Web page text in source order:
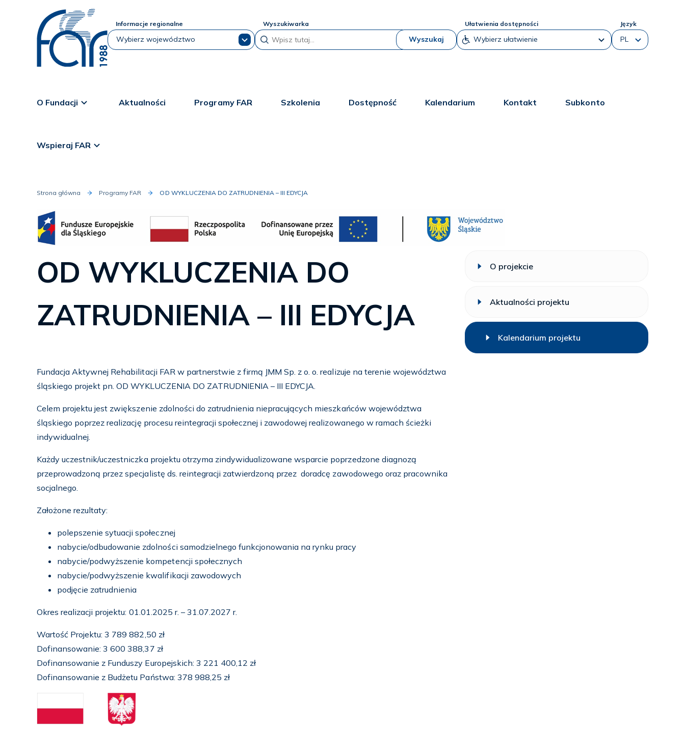
Informacje regionalne Wyszukiwarka
Wyszukaj
Ułatwienia dostępności Język
O Fundacji Aktualności Programy FAR Szkolenia Dostępność Kalendarium Kontakt Subkonto
Wspieraj FAR
Strona główna Programy FAR OD WYKLUCZENIA DO ZATRUDNIENIA – III EDYCJA
OD WYKLUCZENIA DO
ZATRUDNIENIA – III EDYCJA
Fundacja Aktywnej Rehabilitacji FAR w partnerstwie z firmą JMM Sp. z o. o. realizuje na terenie województwa
śląskiego projekt pn. OD WYKLUCZENIA DO ZATRUDNIENIA – III EDYCJA.
Celem projektu jest zwiększenie zdolności do zatrudnienia niepracujących mieszkańców województwa
śląskiego poprzez realizację procesu reintegracji społecznej i zawodowej realizowanego w ramach ścieżki
indywidualnej.
Każdy uczestnik/uczestniczka projektu otrzyma zindywidualizowane wsparcie poprzedzone diagnozą
przeprowadzoną przez specjalistę ds. reintegracji zatwierdzoną przez doradcę zawodowego oraz pracownika
socjalnego.
Założone rezultaty:
polepszenie sytuacji społecznej
nabycie/odbudowanie zdolności samodzielnego funkcjonowania na rynku pracy
nabycie/podwyższenie kompetencji społecznych
nabycie/podwyższenie kwalifikacji zawodowych
podjęcie zatrudnienia
Okres realizacji projektu: 01.01.2025 r. – 31.07.2027 r.
Wartość Projektu: 3 789 882,50 zł
Dofinansowanie: 3 600 388,37 zł
Dofinansowanie z Funduszy Europejskich: 3 221 400,12 zł
Dofinansowanie z Budżetu Państwa: 378 988,25 zł
O projekcie
Aktualności projektu
Kalendarium projektu